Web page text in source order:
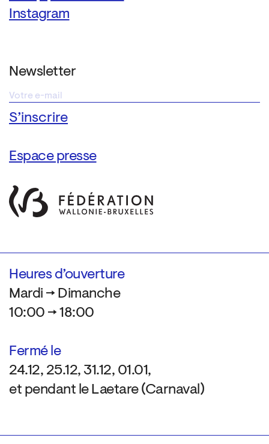
Instagram
Newsletter
Espace presse
Heures d’ouverture
Mardi → Dimanche
10:00 → 18:00
Fermé le
24.12, 25.12, 31.12, 01.01,
et pendant le Laetare (Carnaval)